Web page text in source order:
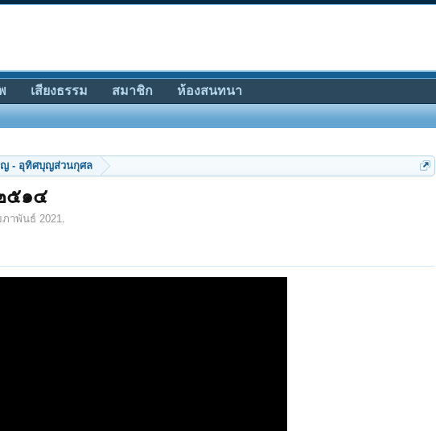
- อุทิศบุญส่วนกุศล
๕๑๔
าพันธ์ 2021.
เสียงธรรม สมาชิก ห้องสนทนา